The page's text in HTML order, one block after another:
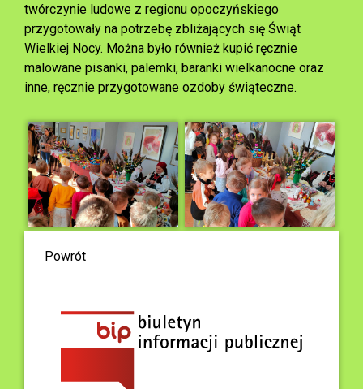
twórczynie ludowe z regionu opoczyńskiego
przygotowały na potrzebę zbliżających się Świąt
Wielkiej Nocy. Można było również kupić ręcznie
malowane pisanki, palemki, baranki wielkanocne oraz
inne, ręcznie przygotowane ozdoby świąteczne.
Powrót